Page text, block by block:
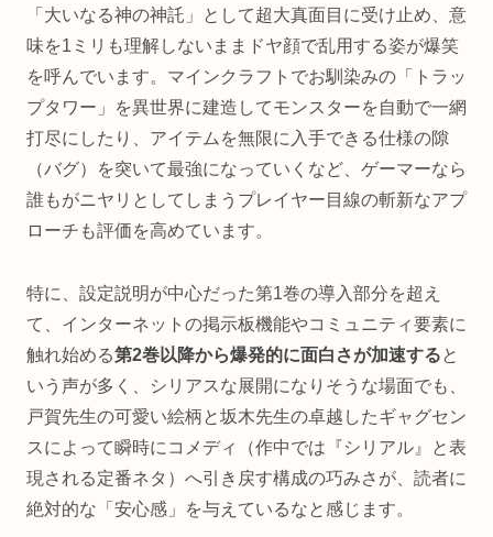
「大いなる神の神託」として超大真面目に受け止め、意
味を1ミリも理解しないままドヤ顔で乱用する姿が爆笑
を呼んでいます。マインクラフトでお馴染みの「トラッ
プタワー」を異世界に建造してモンスターを自動で一網
打尽にしたり、アイテムを無限に入手できる仕様の隙
（バグ）を突いて最強になっていくなど、ゲーマーなら
誰もがニヤリとしてしまうプレイヤー目線の斬新なアプ
ローチも評価を高めています。
特に、設定説明が中心だった第1巻の導入部分を超え
て、インターネットの掲示板機能やコミュニティ要素に
触れ始める第2巻以降から爆発的に面白さが加速すると
いう声が多く、シリアスな展開になりそうな場面でも、
戸賀先生の可愛い絵柄と坂木先生の卓越したギャグセン
スによって瞬時にコメディ（作中では『シリアル』と表
現される定番ネタ）へ引き戻す構成の巧みさが、読者に
絶対的な「安心感」を与えているなと感じます。